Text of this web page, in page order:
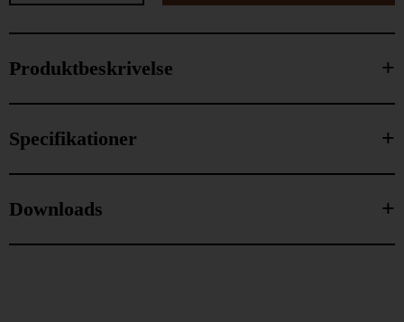
Produktbeskrivelse
Specifikationer
Downloads